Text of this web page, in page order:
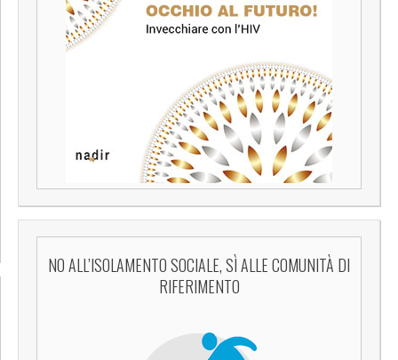
NO ALL’ISOLAMENTO SOCIALE, SÌ ALLE COMUNITÀ DI
RIFERIMENTO